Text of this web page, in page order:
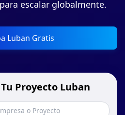
escalar globalmente.
Luban Gratis
Proyecto Luban